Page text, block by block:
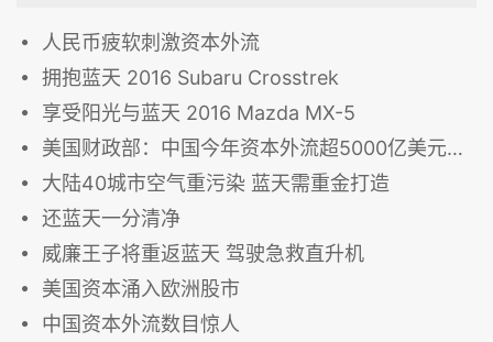
人民币疲软刺激资本外流
拥抱蓝天 2016 Subaru Crosstrek
享受阳光与蓝天 2016 Mazda MX-5
美国财政部：中国今年资本外流超5000亿美元美国财政部：中国今年资本外流超5000亿美元
大陆40城市空气重污染 蓝天需重金打造
还蓝天一分清净
威廉王子将重返蓝天 驾驶急救直升机
美国资本涌入欧洲股市
中国资本外流数目惊人